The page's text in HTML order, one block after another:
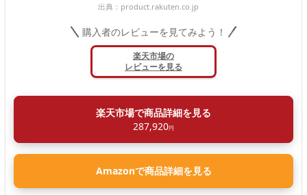
出典： product.rakuten.co.jp
購入者のレビューを見てみよう！
楽天市場の
レビューを見る
楽天市場で商品詳細を見る
287,920円
Amazonで商品詳細を見る